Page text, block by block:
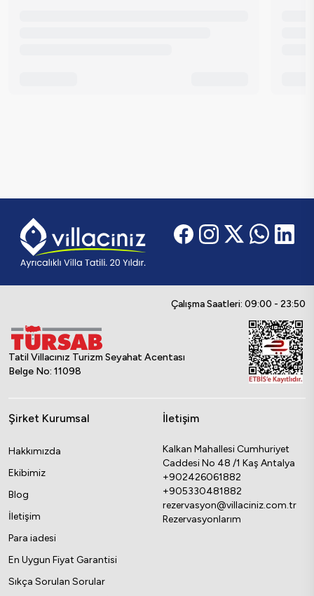
Çalışma Saatleri: 09:00 - 23:50
Tatil Villacınız Turizm Seyahat Acentası
Belge No: 11098
Şirket Kurumsal
Hakkımızda
Ekibimiz
Blog
İletişim
Para iadesi
En Uygun Fiyat Garantisi
Sıkça Sorulan Sorular
İletişim
Kalkan Mahallesi Cumhuriyet
Caddesi No 48 /1 Kaş Antalya
+902426061882
+905330481882
rezervasyon@villaciniz.com.tr
Rezervasyonlarım